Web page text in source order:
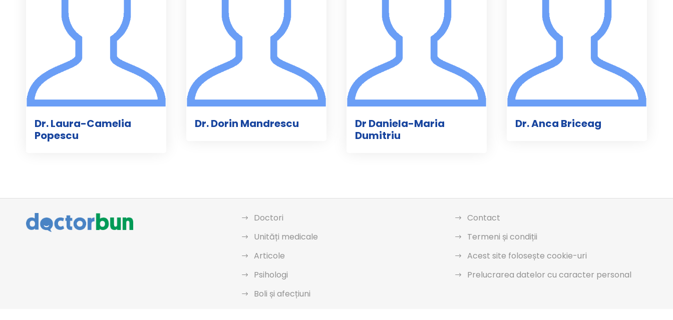
Dr. Laura-Camelia
Popescu
Dr. Dorin Mandrescu
Dr Daniela-Maria
Dumitriu
Dr. Anca Briceag
Doctori
Unități medicale
Articole
Psihologi
Boli și afecțiuni
Contact
Termeni și condiții
Acest site folosește cookie-uri
Prelucrarea datelor cu caracter personal